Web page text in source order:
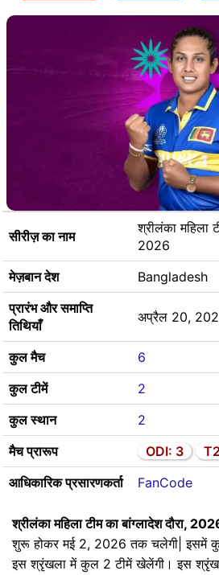
सीरीज़ का नाम
श्रीलंका महिला
2026
मेज़बान देश
Bangladesh
प्रारंभ और समाप्ति
तिथियाँ
अप्रैल 20,
कुल मैच
6
कुल टीमें
2
कुल स्थान
2
मैच प्रारूप
ODI: 3
आधिकारिक प्रसारणकर्ता
FanCode
श्रीलंका महिला टीम का बांग्लादेश दौरा,
शुरू होकर मई 2, 2026 तक चलेगी| इसमें
इस श्रृंखला में कुल 2 टीमें खेलेंगी। इस